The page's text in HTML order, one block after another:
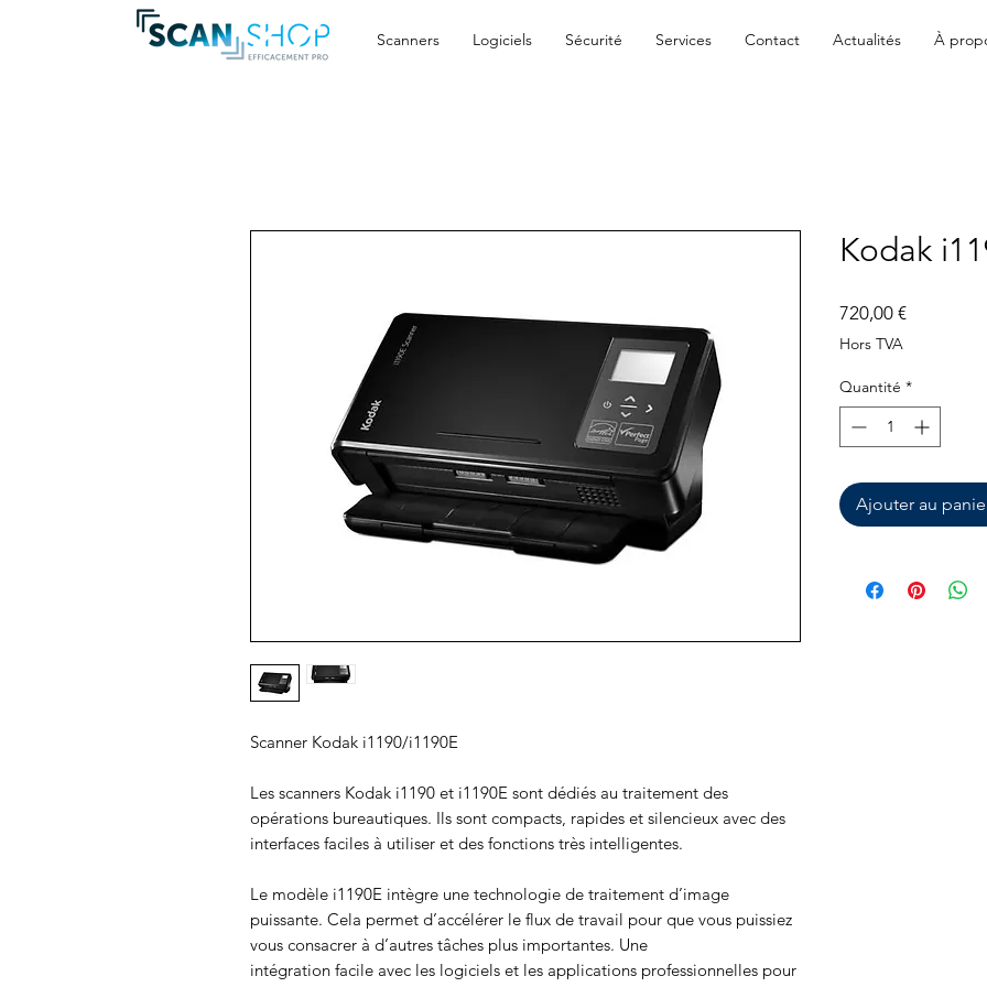
Scanners Logiciels Sécurité Services Contact Actualités À
Scanner Kodak i1190/i1190E
Les scanners Kodak i1190 et i1190E sont dédiés au traitement des
opérations bureautiques. Ils sont compacts, rapides et silencieux avec des
interfaces faciles à utiliser et des fonctions très intelligentes.
Le modèle i1190E intègre une technologie de traitement d’image
puissante. Cela permet d’accélérer le flux de travail pour que vous puissiez
vous consacrer à d’autres tâches plus importantes. Une
intégration facile avec les logiciels et les applications professionnelles pour
Kodak
720,00 €Prix
Hors TVA
Quantité *
Ajouter au